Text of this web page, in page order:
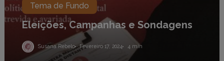
Tema de Fundo
Eleições, Campanhas e Sondagens
Susana Rebelo Fevereiro 17, 2024 4 min